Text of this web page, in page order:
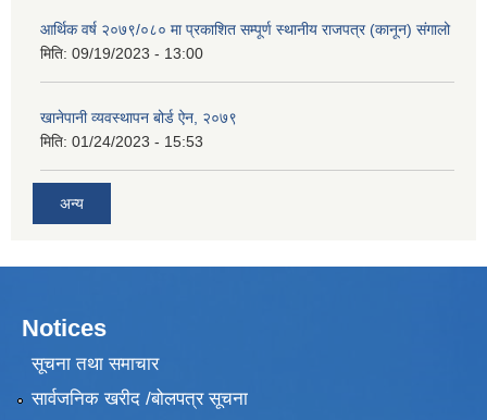
आर्थिक वर्ष २०७९/०८० मा प्रकाशित सम्पूर्ण स्थानीय राजपत्र (कानून) संगालो
मिति: 09/19/2023 - 13:00
खानेपानी व्यवस्थापन बोर्ड ऐन, २०७९
मिति: 01/24/2023 - 15:53
अन्य
Notices
सूचना तथा समाचार
सार्वजनिक खरीद /बोलपत्र सूचना